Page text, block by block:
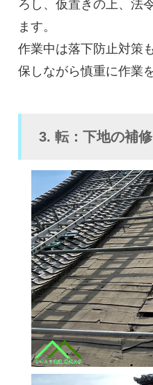
ろし、仮置きの上、法
ます。
作業中は落下防止対策
保しながら慎重に作業
3. 転：下地の補